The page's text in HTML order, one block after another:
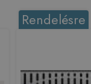
Rendelésre